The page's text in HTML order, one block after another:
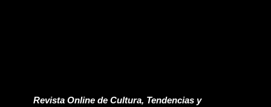
Revista Online de Cultura, Tendencias y